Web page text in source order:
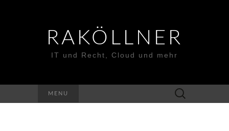
RAKÖLLNER
IT und Recht, Cloud und mehr
MENU
Suchen
nach: